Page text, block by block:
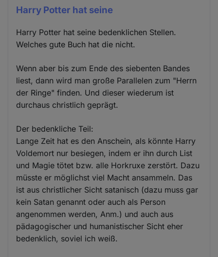
Harry Potter hat seine
Harry Potter hat seine bedenklichen Stellen.
Welches gute Buch hat die nicht.
Wenn aber bis zum Ende des siebenten Bandes
liest, dann wird man große Parallelen zum "Herrn
der Ringe" finden. Und dieser wiederum ist
durchaus christlich geprägt.
Der bedenkliche Teil:
Lange Zeit hat es den Anschein, als könnte Harry
Voldemort nur besiegen, indem er ihn durch List
und Magie tötet bzw. alle Horkruxe zerstört. Dazu
müsste er möglichst viel Macht ansammeln. Das
ist aus christlicher Sicht satanisch (dazu muss gar
kein Satan genannt oder auch als Person
angenommen werden, Anm.) und auch aus
pädagogischer und humanistischer Sicht eher
bedenklich, soviel ich weiß.